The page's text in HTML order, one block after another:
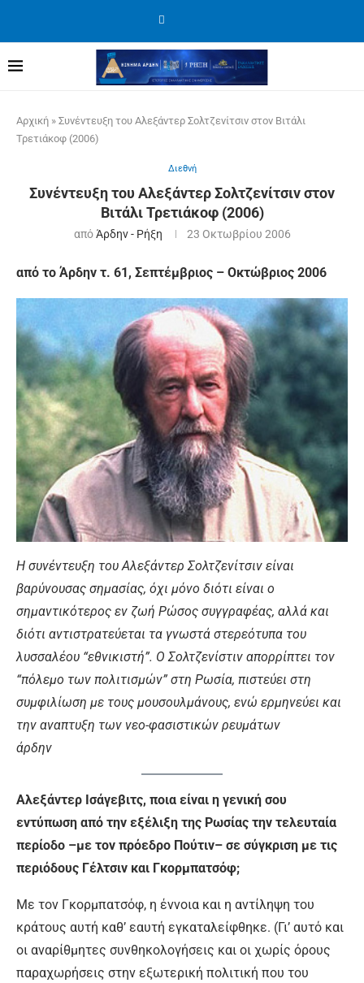
Αρχική » Συνέντευξη του Αλεξάντερ Σολτζενίτσιν στον Βιτάλι
Τρετιάκοφ (2006)
Διεθνή
Συνέντευξη του Αλεξάντερ Σολτζενίτσιν στον
Βιτάλι Τρετιάκοφ (2006)
απόΆρδην - Ρήξη 23 Οκτωβρίου 2006
από το Άρδην τ. 61, Σεπτέμβριος – Οκτώβριος 2006
Η συνέντευξη του Αλεξάντερ Σολτζενίτσιν είναι
βαρύνουσας σημασίας, όχι μόνο διότι είναι ο
σημαντικότερος εν ζωή Ρώσος συγγραφέας, αλλά και
διότι αντιστρατεύεται τα γνωστά στερεότυπα του
λυσσαλέου “εθνικιστή”. Ο Σολτζενίστιν απορρίπτει τον
“πόλεμο των πολιτισμών” στη Ρωσία, πιστεύει στη
συμφιλίωση με τους μουσουλμάνους, ενώ ερμηνεύει και
την αναπτυξη των νεο-φασιστικών ρευμάτων
άρδην
Αλεξάντερ Ισάγεβιτς, ποια είναι η γενική σου
εντύπωση από την εξέλιξη της Ρωσίας την τελευταία
περίοδο –με τον πρόεδρο Πούτιν– σε σύγκριση με τις
περιόδους Γέλτσιν και Γκορμπατσόφ;
Με τον Γκορμπατσόφ, η έννοια και η αντίληψη του
κράτους αυτή καθ’ εαυτή εγκαταλείφθηκε. (Γι’ αυτό και
οι αναρίθμητες συνθηκολογήσεις και οι χωρίς όρους
παραχωρήσεις στην εξωτερική πολιτική που του